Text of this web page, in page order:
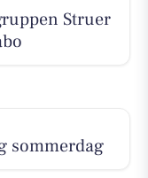
Struer
sommerdag